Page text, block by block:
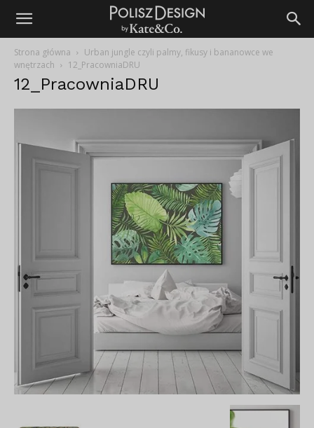
Strona główna
Urban jungle czyli palmy, fikusy i bananowce we
wnętrzach
12_PracowniaDRU
12_PracowniaDRU